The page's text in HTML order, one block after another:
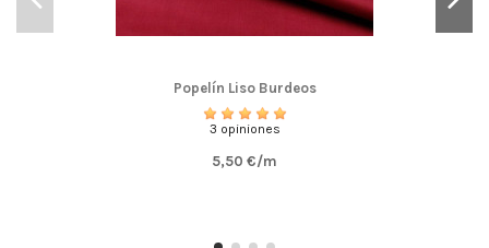
Popelín Liso Burdeos
3 opiniones
5,50 €/m